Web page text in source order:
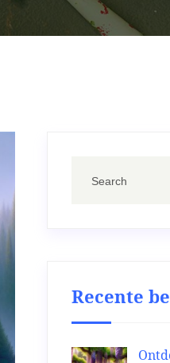
Recente